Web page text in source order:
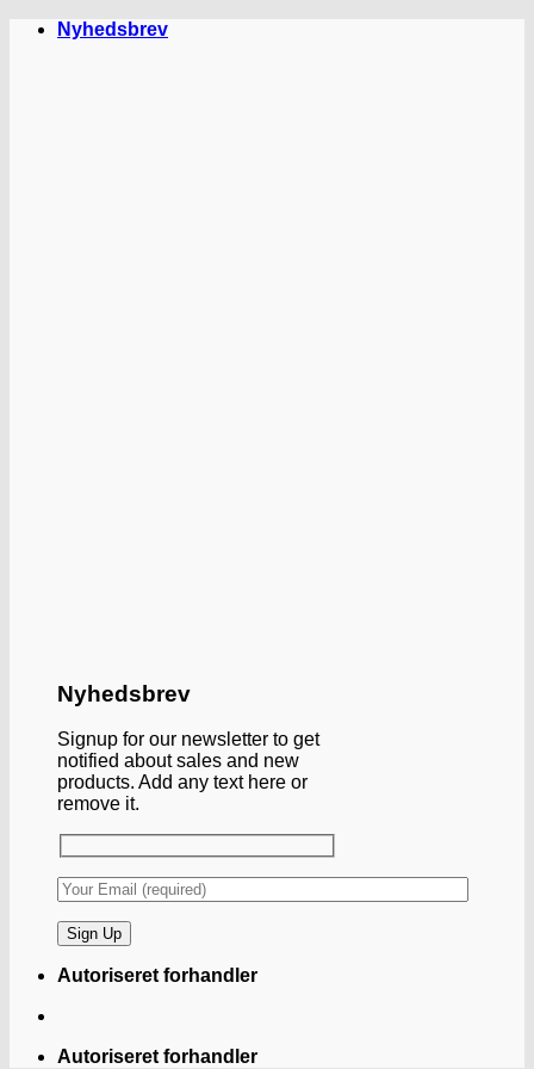
FortsætNyhedsbrev
Nyhedsbrev
Signup for our newsletter to get
notified about sales and new
products. Add any text here or
remove it.
Autoriseret forhandler
Autoriseret forhandler